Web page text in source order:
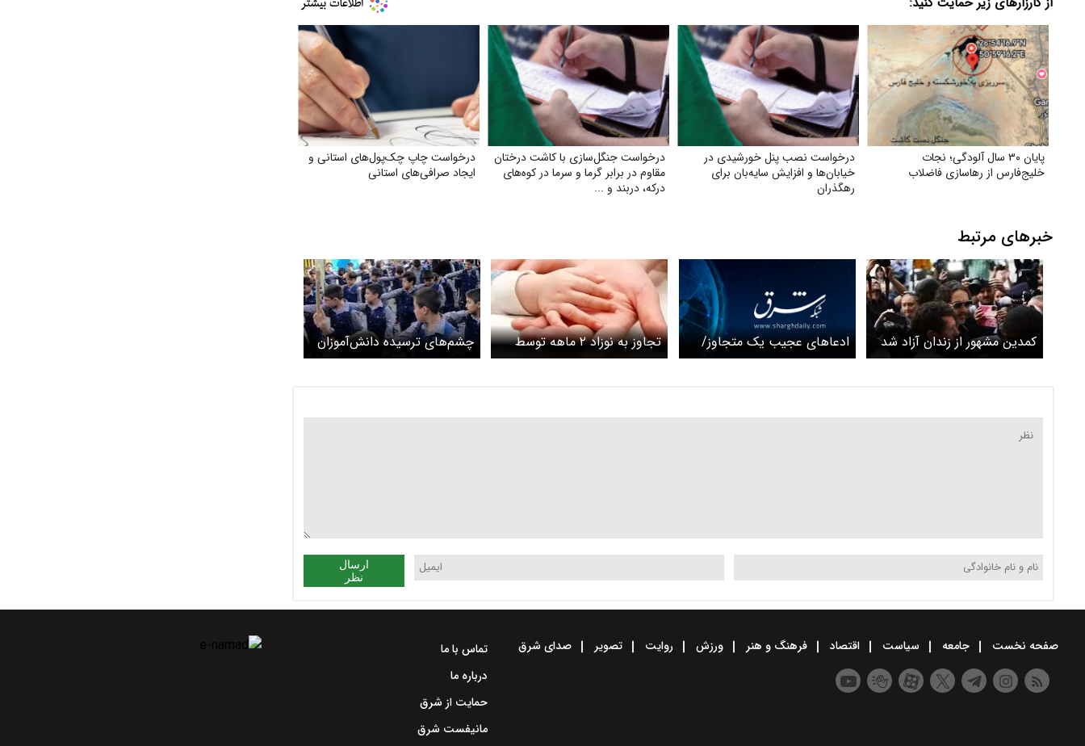
پایان ۳۰ سال آلودگی؛ نجات
خلیج‌فارس از رهاسازی فاضلاب
درخواست نصب پنل خورشیدی در
خیابان‌ها و افزایش سایه‌بان برای
رهگذران
درخواست جنگل‌سازی با کاشت درختان
مقاوم در برابر گرما و سرما در کوه‌های
درکه، دربند و ...
درخواست چاپ چک‌‌پول‌‌های استانی و
ایجاد صرافی‌‌های استانی
خبرهای مرتبط
کمدین مشهور از زندان آزاد شد
ادعاهای عجیب یک متجاوز/
مشاوره و ازدواج بعد از تجاوز
تجاوز به نوزاد ۲ ماهه توسط
پدرش+ عکس
چشم‌های ترسیده دانش‌آموزان
ارسال
نظر
صفحه نخست جامعه سیاست اقتصاد فرهنگ و هنر ورزش روایت تصویر صدای شرق
تماس با ما
درباره ما
حمایت از شرق
مانیفست شرق